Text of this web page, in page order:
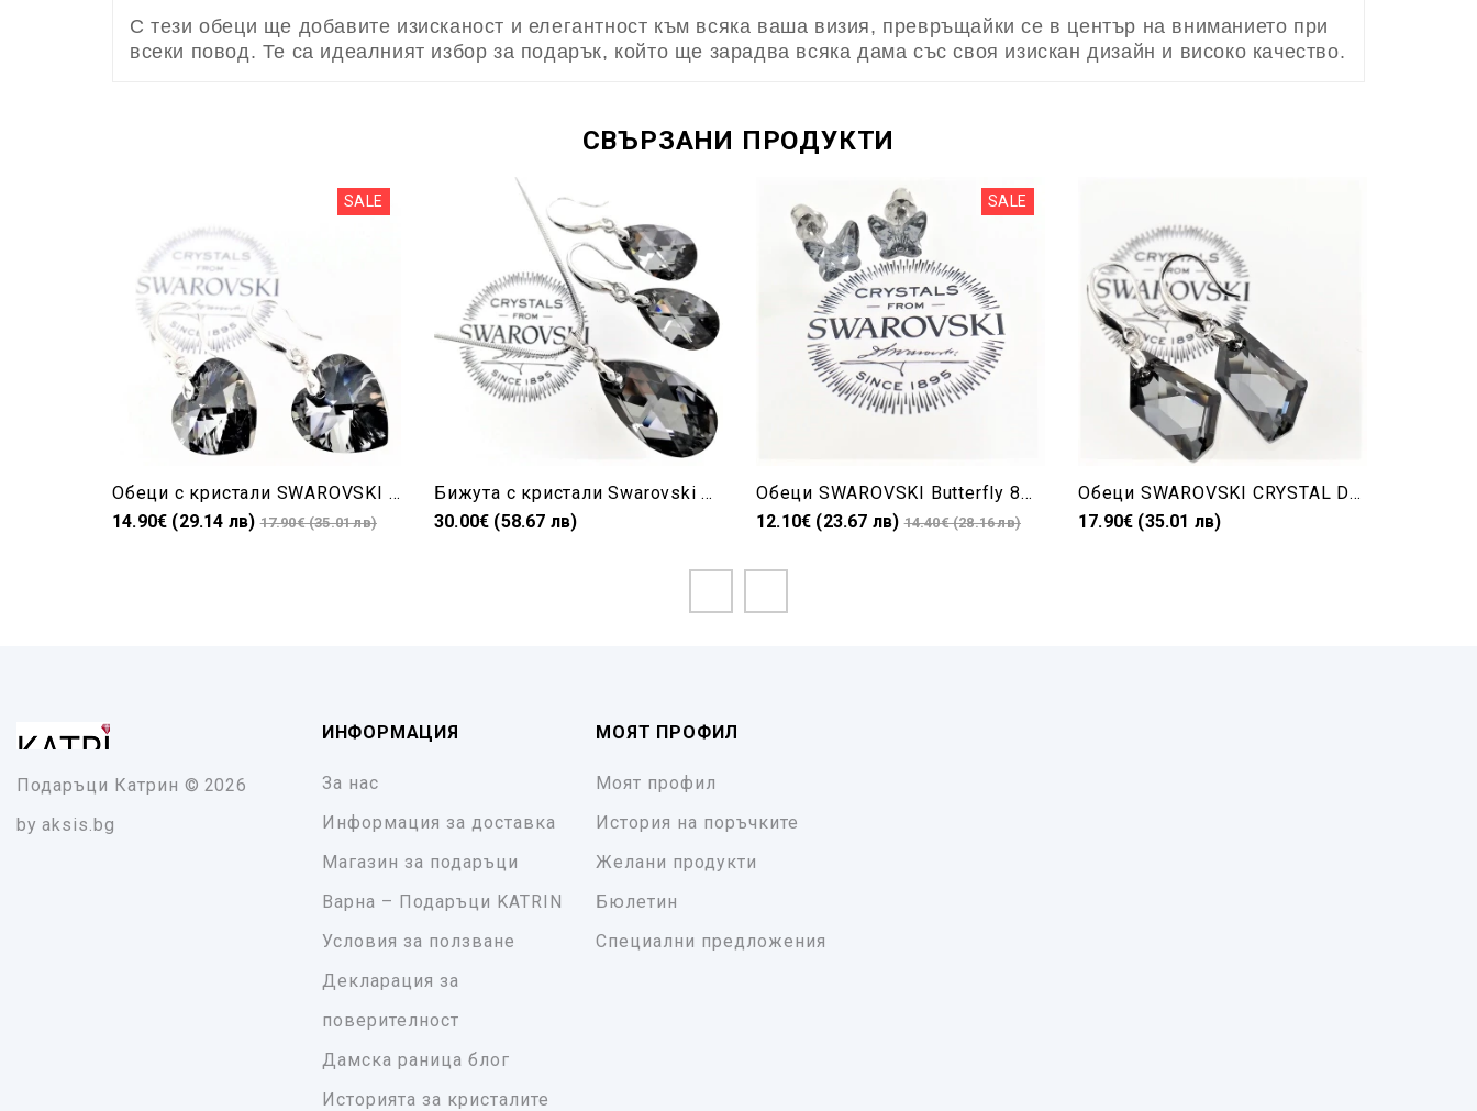
С тези обеци ще добавите изисканост и елегантност към всяка ваша визия, превръщайки се в център на вниманието при
всеки повод. Те са идеалният избор за подарък, който ще зарадва всяка дама със своя изискан дизайн и високо качество.
СВЪРЗАНИ ПРОДУКТИ
SALE
Обеци с кристали SWAROVSKI HEART SILVER NIGHT 6228/14+
14.90€ (29.14 лв) 17.90€ (35.01 лв)
Бижута с кристали Swarovski колие и обеци Drop Silver Night 6106/22/16+
30.00€ (58.67 лв)
SALE
Обеци SWAROVSKI Butterfly 8мм Silver Night пеперуди
12.10€ (23.67 лв) 14.40€ (28.16 лв)
Обеци SWAROVSKI CRYSTAL De-Art Silver Night 6670/18+
17.90€ (35.01 лв)
Подаръци Катрин © 2026
by aksis.bg
ИНФОРМАЦИЯ
За нас
Информация за доставка
Магазин за подаръци
Варна – Подаръци KATRIN
Условия за ползване
Декларация за
поверителност
Дамска раница блог
Историята за кристалите
МОЯТ ПРОФИЛ
Моят профил
История на поръчките
Желани продукти
Бюлетин
Специални предложения